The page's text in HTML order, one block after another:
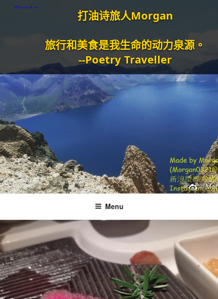
打油诗旅人Morgan
旅行和美食是我生命的动力泉源。
--Poetry Traveller
Menu